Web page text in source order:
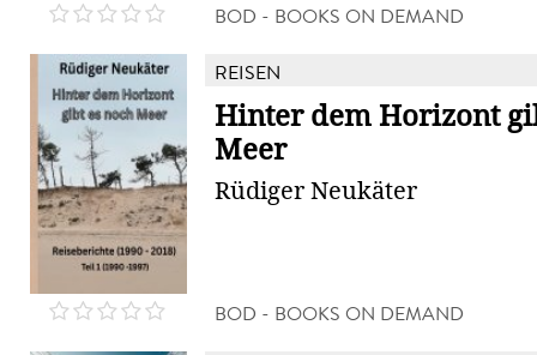
BOD - BOOKS ON DEMAND
REISEN
Hinter dem Horizont
Meer
Rüdiger Neukäter
BOD - BOOKS ON DEMAND